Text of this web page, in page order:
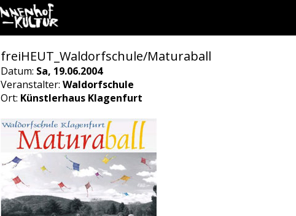
freiHEUT_Waldorfschule/Maturaball
Datum: Sa, 19.06.2004
Veranstalter: Waldorfschule
Ort: Künstlerhaus Klagenfurt